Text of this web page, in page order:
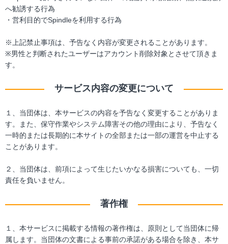
へ勧誘する行為
・営利目的でSpindleを利用する行為
※上記禁止事項は、予告なく内容が変更されることがあります。
※男性と判断されたユーザーはアカウント削除対象とさせて頂きま
す。
サービス内容の変更について
１、当団体は、本サービスの内容を予告なく変更することがありま
す。また、保守作業やシステム障害その他の理由により、予告なく
一時的または長期的に本サイトの全部または一部の運営を中止する
ことがあります。
２、当団体は、前項によって生じたいかなる損害についても、一切
責任を負いません。
著作権
１、本サービスに掲載する情報の著作権は、原則として当団体に帰
属します。当団体の文書による事前の承諾がある場合を除き、本サ